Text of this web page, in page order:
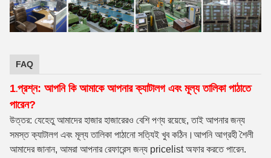
FAQ
1.প্রশ্ন: আপনি কি আমাকে আপনার ক্যাটালগ এবং মূল্য তালিকা পাঠাতে
পারেন?
উত্তর: যেহেতু আমাদের হাজার হাজারেরও বেশি পণ্য রয়েছে, তাই আপনার জন্য
সমস্ত ক্যাটালগ এবং মূল্য তালিকা পাঠানো সত্যিই খুব কঠিন।আপনি আগ্রহী শৈলী
আমাদের জানান, আমরা আপনার রেফারেন্স জন্য pricelist অফার করতে পারেন.